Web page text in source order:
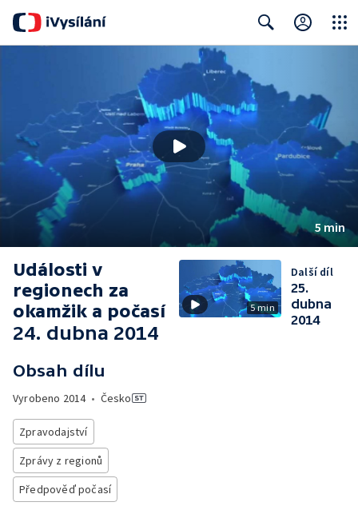
5 min
Události v
regionech za
okamžik a počasí
24. dubna 2014
Obsah dílu
Vyrobeno 2014• Česko
Zpravodajství
Zprávy z regionů
Předpověď počasí
5 min
Další díl
25.
dubna
2014